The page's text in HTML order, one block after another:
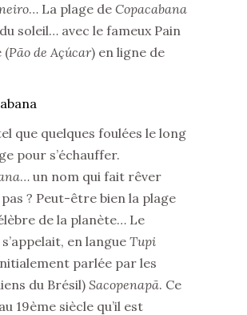
… La plage de Copacabana
soleil… avec le fameux Pain
(Pão de Açúcar) en ligne de
que quelques foulées le long
pour s’échauffer.
… un nom qui fait rêver
pas ? Peut-être bien la plage
de la planète… Le
en langue Tupi
parlée par les
du Brésil) Sacopenapã. Ce
19ème siècle qu’il est